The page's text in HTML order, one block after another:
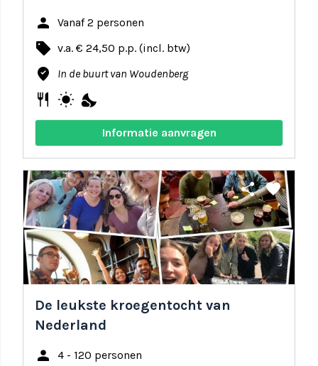
person Vanaf 2 personen
local_offer v.a. € 24,50 p.p. (incl. btw)
where_to_vote In de buurt van Woudenberg
restaurant wb_sunny nights_stay
Informatie aanvragen
share favorite
De leukste kroegentocht van
Nederland
person 4 - 120 personen